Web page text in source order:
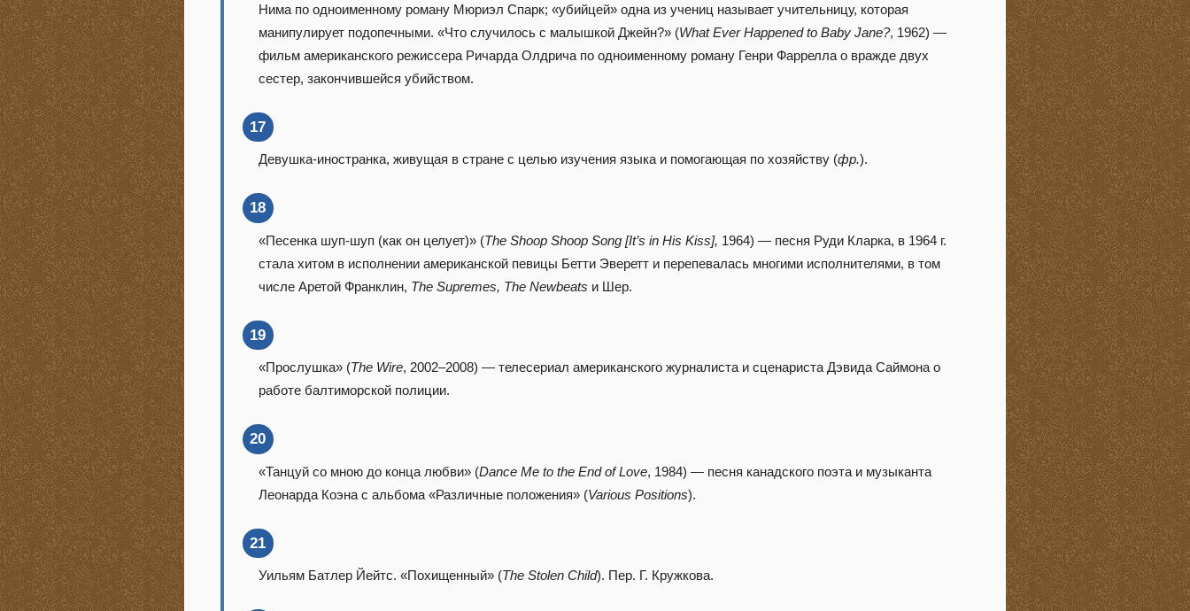
Нима по одноименному роману Мюриэл Спарк; «убийцей» одна из учениц называет учительницу, которая
манипулирует подопечными. «Что случилось с малышкой Джейн?» (What Ever Happened to Baby Jane?, 1962) —
фильм американского режиссера Ричарда Олдрича по одноименному роману Генри Фаррелла о вражде двух
сестер, закончившейся убийством.
17
Девушка-иностранка, живущая в стране с целью изучения языка и помогающая по хозяйству (фр.).
18
«Песенка шуп-шуп (как он целует)» (The Shoop Shoop Song [It’s in His Kiss], 1964) — песня Руди Кларка, в 1964 г.
стала хитом в исполнении американской певицы Бетти Эверетт и перепевалась многими исполнителями, в том
числе Аретой Франклин, The Supremes, The Newbeats и Шер.
19
«Прослушка» (The Wire, 2002–2008) — телесериал американского журналиста и сценариста Дэвида Саймона о
работе балтиморской полиции.
20
«Танцуй со мною до конца любви» (Dance Me to the End of Love, 1984) — песня канадского поэта и музыканта
Леонарда Коэна с альбома «Различные положения» (Various Positions).
21
Уильям Батлер Йейтс. «Похищенный» (The Stolen Child). Пер. Г. Кружкова.